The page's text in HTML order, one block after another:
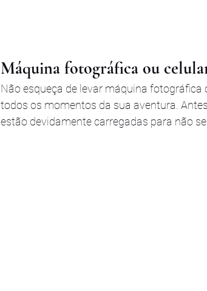
Máquina fotográfica ou
Não esqueça de levar máquina
todos os momentos da sua aventura.
estão devidamente carregadas para não